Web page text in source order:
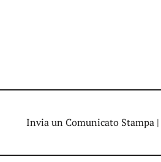
Invia un Comunicato Stampa |